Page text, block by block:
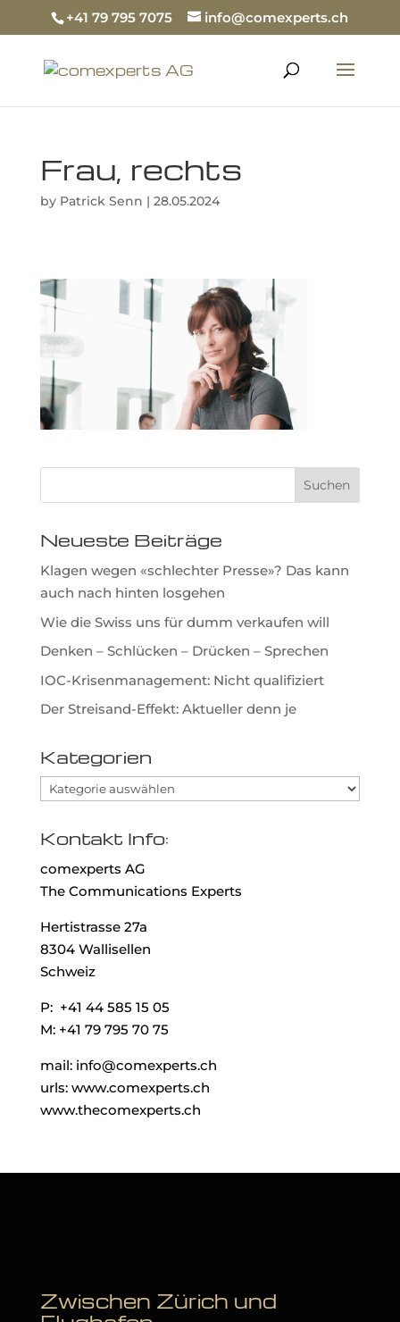
+41 79 795 7075 info@comexperts.ch
Frau, rechts
by Patrick Senn | 28.05.2024
Neueste Beiträge
Klagen wegen «schlechter Presse»? Das kann
auch nach hinten losgehen
Wie die Swiss uns für dumm verkaufen will
Denken – Schlücken – Drücken – Sprechen
IOC-Krisenmanagement: Nicht qualifiziert
Der Streisand-Effekt: Aktueller denn je
Kategorien
Kategorien
Kontakt Info:
comexperts AG
The Communications Experts
Hertistrasse 27a
8304 Wallisellen
Schweiz
P: +41 44 585 15 05
M: +41 79 795 70 75
mail: info@comexperts.ch
urls: www.comexperts.ch
www.thecomexperts.ch
Zwischen Zürich und